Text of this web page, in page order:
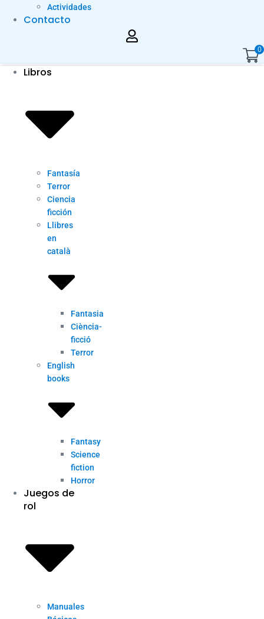
Actividades
Contacto
0
Libros
Fantasía
Terror
Ciencia
ficción
Llibres
en
català
Fantasia
Ciència-
ficció
Terror
English
books
Fantasy
Science
fiction
Horror
Juegos de
rol
Manuales